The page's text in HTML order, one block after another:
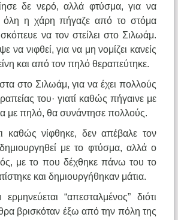
δε νερό, αλλά φτύσμα, για να
όλη η χάρη πήγαζε από το στόμα
να τον στείλει στο Σιλωάμ.
να νιφθεί, για να μη νομίζει κανείς
και από τον πηλό θεραπεύτηκε.
στο Σιλωάμ, για να έχει πολλούς
του· γιατί καθώς πήγαινε με
με πηλό, θα συνάντησε πολλούς.
καθώς νίφθηκε, δεν απέβαλε τον
με το φτύσμα, αλλά ο
με το που δέχθηκε πάνω του το
και δημιουργήθηκαν μάτια.
“απεσταλμένος” διότι
βρισκόταν έξω από την πόλη της